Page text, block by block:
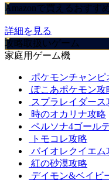
Amazonで買えるおすす
詳細を見る
攻略取扱いゲーム
家庭用ゲーム機
ポケモンチャンピ
ぽこあポケモン攻
スプラレイダース
時のオカリナ攻略
ペルソナ4ゴール
トモコレ攻略
バイオレクイエム
紅の砂漠攻略
デイモン&ベイビ